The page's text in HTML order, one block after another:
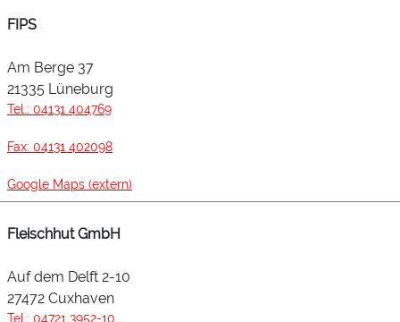
FIPS
Am Berge 37
21335 Lüneburg
Tel.: 04131 404769
Fax: 04131 402098
Google Maps (extern)
Fleischhut GmbH
Auf dem Delft 2-10
27472 Cuxhaven
Tel.: 04721 3952-10